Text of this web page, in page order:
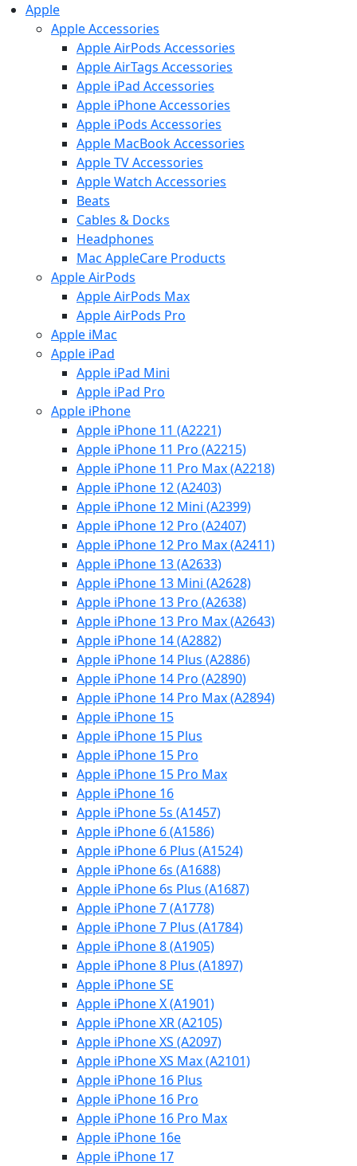
Apple
Apple Accessories
Apple AirPods Accessories
Apple AirTags Accessories
Apple iPad Accessories
Apple iPhone Accessories
Apple iPods Accessories
Apple MacBook Accessories
Apple TV Accessories
Apple Watch Accessories
Beats
Cables & Docks
Headphones
Mac AppleCare Products
Apple AirPods
Apple AirPods Max
Apple AirPods Pro
Apple iMac
Apple iPad
Apple iPad Mini
Apple iPad Pro
Apple iPhone
Apple iPhone 11 (A2221)
Apple iPhone 11 Pro (A2215)
Apple iPhone 11 Pro Max (A2218)
Apple iPhone 12 (A2403)
Apple iPhone 12 Mini (A2399)
Apple iPhone 12 Pro (A2407)
Apple iPhone 12 Pro Max (A2411)
Apple iPhone 13 (A2633)
Apple iPhone 13 Mini (A2628)
Apple iPhone 13 Pro (A2638)
Apple iPhone 13 Pro Max (A2643)
Apple iPhone 14 (A2882)
Apple iPhone 14 Plus (A2886)
Apple iPhone 14 Pro (A2890)
Apple iPhone 14 Pro Max (A2894)
Apple iPhone 15
Apple iPhone 15 Plus
Apple iPhone 15 Pro
Apple iPhone 15 Pro Max
Apple iPhone 16
Apple iPhone 5s (A1457)
Apple iPhone 6 (A1586)
Apple iPhone 6 Plus (A1524)
Apple iPhone 6s (A1688)
Apple iPhone 6s Plus (A1687)
Apple iPhone 7 (A1778)
Apple iPhone 7 Plus (A1784)
Apple iPhone 8 (A1905)
Apple iPhone 8 Plus (A1897)
Apple iPhone SE
Apple iPhone X (A1901)
Apple iPhone XR (A2105)
Apple iPhone XS (A2097)
Apple iPhone XS Max (A2101)
Apple iPhone 16 Plus
Apple iPhone 16 Pro
Apple iPhone 16 Pro Max
Apple iPhone 16e
Apple iPhone 17